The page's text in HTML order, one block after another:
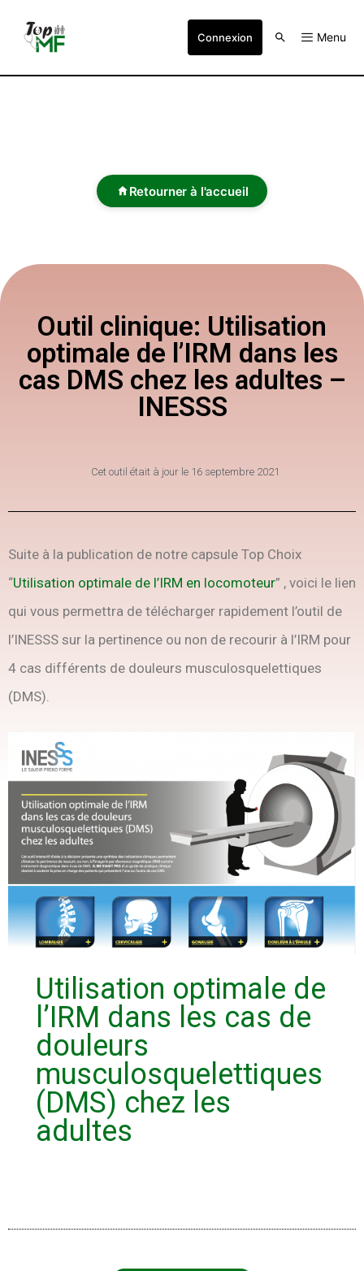
Connexion Menu
Retourner à l'accueil
Outil clinique: Utilisation
optimale de l’IRM dans les
cas DMS chez les adultes –
INESSS
Cet outil était à jour le 16 septembre 2021
Suite à la publication de notre capsule Top Choix
“Utilisation optimale de l’IRM en locomoteur” , voici le lien
qui vous permettra de télécharger rapidement l’outil de
l’INESSS sur la pertinence ou non de recourir à l’IRM pour
4 cas différents de douleurs musculosquelettiques
(DMS).
Utilisation optimale de
l’IRM dans les cas de
douleurs
musculosquelettiques
(DMS) chez les
adultes